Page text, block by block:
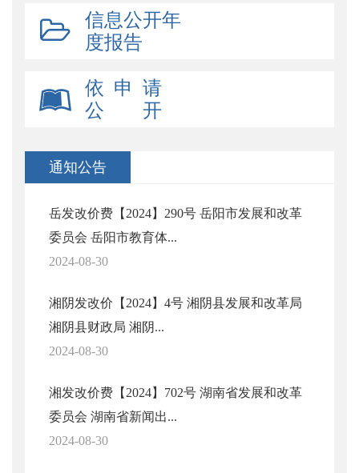
信息公开年
度报告
依 申 请
公 开
通知公告
岳发改价费【2024】290号 岳阳市发展和改革
委员会 岳阳市教育体...
2024-08-30
湘阴发改价【2024】4号 湘阴县发展和改革局
湘阴县财政局 湘阴...
2024-08-30
湘发改价费【2024】702号 湖南省发展和改革
委员会 湖南省新闻出...
2024-08-30